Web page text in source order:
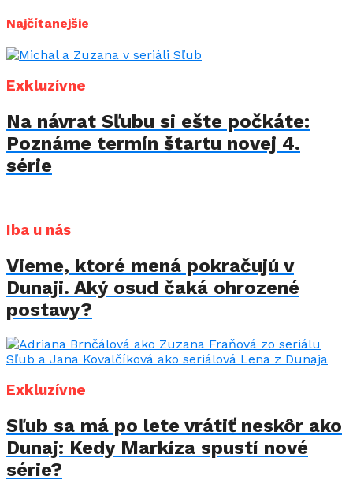
Najčítanejšie
Exkluzívne
Na návrat Sľubu si ešte počkáte:
Poznáme termín štartu novej 4.
série
Iba u nás
Vieme, ktoré mená pokračujú v
Dunaji. Aký osud čaká ohrozené
postavy?
Exkluzívne
Sľub sa má po lete vrátiť neskôr ako
Dunaj: Kedy Markíza spustí nové
série?